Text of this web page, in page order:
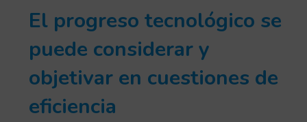
El progreso tecnológico se
puede considerar y
objetivar en cuestiones de
eficiencia